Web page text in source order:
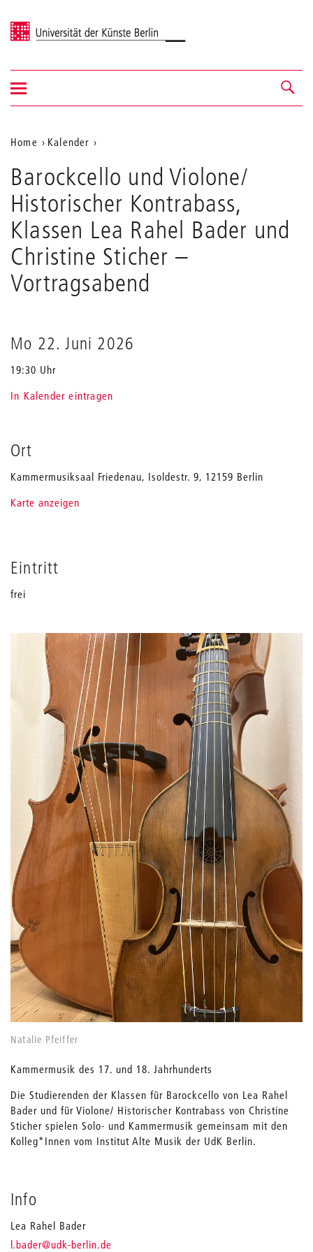
Universität der Künste Berlin
Navigation &
Suche
Navigation
ein-/ausblenden
Aktuelle
Position
auf
der
Webseite
Home
Kalender
und
Violone/
Historischer
Kontrabass,
Klassen
Lea
Rahel
Bader
und
Barockcello und Violone/
Historischer Kontrabass,
Klassen Lea Rahel Bader und
Christine Sticher –
Vortragsabend
Mo 22. Juni 2026
19:30 Uhr
In Kalender eintragen
Ort
Kammermusiksaal Friedenau, Isoldestr. 9, 12159 Berlin
Karte anzeigen
Eintritt
frei
Natalie Pfeiffer
Kammermusik des 17. und 18. Jahrhunderts
Die Studierenden der Klassen für Barockcello von Lea Rahel
Bader und für Violone/ Historischer Kontrabass von Christine
Sticher spielen Solo- und Kammermusik gemeinsam mit den
Kolleg*Innen vom Institut Alte Musik der UdK Berlin.
Info
Lea Rahel Bader
l.bader_
@udk-berlin.de